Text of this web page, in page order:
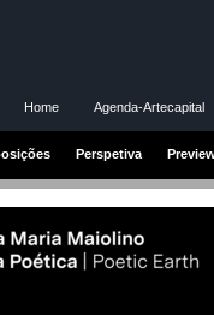
Home Agenda-Artecapital
Perspetiva